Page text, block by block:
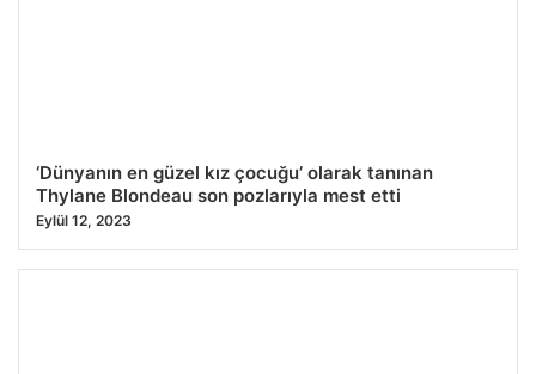
‘Dünyanın en güzel kız çocuğu’ olarak tanınan
Thylane Blondeau son pozlarıyla mest etti
Eylül 12, 2023